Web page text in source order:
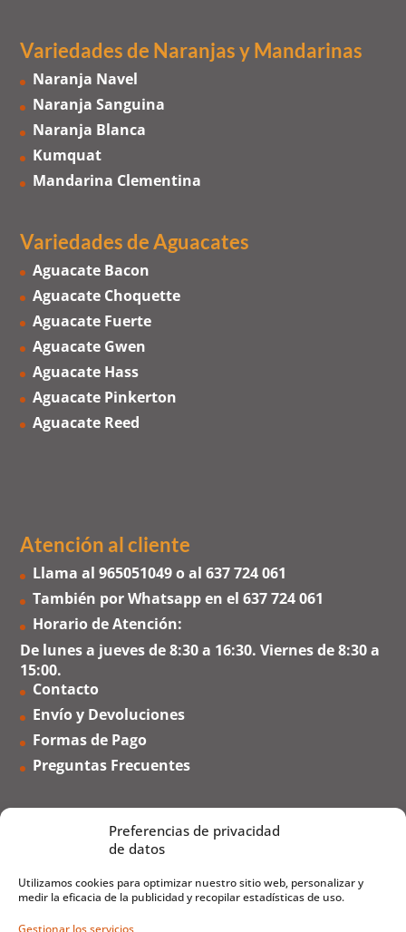
Preferencias de privacidad
de datos
Utilizamos cookies para optimizar nuestro sitio web, personalizar y
medir la eficacia de la publicidad y recopilar estadísticas de uso.
Gestionar los servicios
Variedades de NaranjasyMandarinas
Naranja Navel
Naranja Sanguina
Naranja Blanca
Kumquat
Mandarina Clementina
Variedades de Aguacates
Aguacate Bacon
Aguacate Choquette
Aguacate Fuerte
Aguacate Gwen
Aguacate Hass
Aguacate Pinkerton
Aguacate Reed
Atención al cliente
Llama al965051049o al637 724 061
También por Whatsapp en el637 724 061
Horario de Atención:
De lunes a jueves de 8:30 a 16:30. Viernes de 8:30 a
15:00.
Contacto
Envío y Devoluciones
Formas de Pago
Preguntas Frecuentes